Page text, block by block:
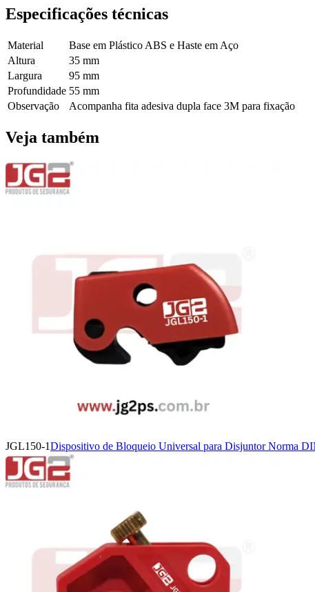
Especificações técnicas
Material
Base em Plástico ABS e Haste em Aço
Altura
35 mm
Largura
95 mm
Profundidade 55 mm
Observação
Acompanha fita adesiva dupla face 3M para fixação
Veja também
JGL150-1Dispositivo de Bloqueio Universal para Disjuntor Norma